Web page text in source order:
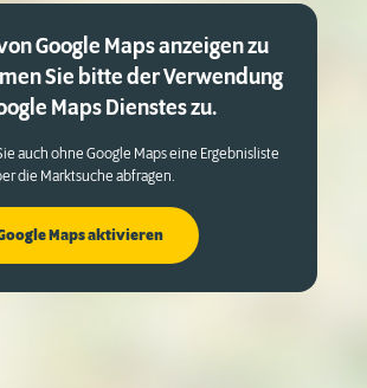
Google Maps anzeigen zu
Sie bitte der Verwendung
Maps Dienstes zu.
auch ohne Google Maps eine Ergebnisliste
die Marktsuche abfragen.
Maps aktivieren